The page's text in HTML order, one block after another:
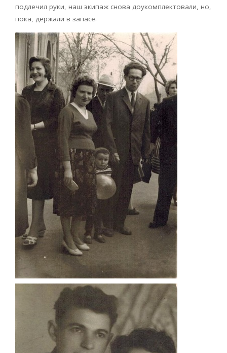
подлечил руки, наш экипаж снова доукомплектовали, но,
пока, держали в запасе.